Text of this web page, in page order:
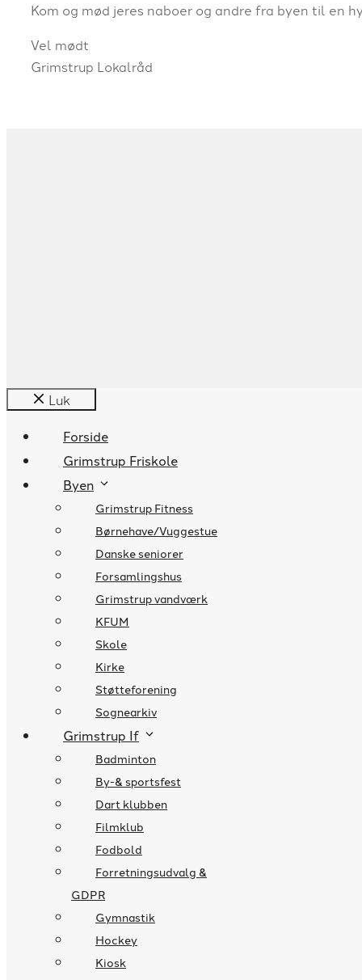
Kom og mød jeres naboer og andre fra byen til en
Vel mødt
Grimstrup Lokalråd
Luk
Forside
Grimstrup Friskole
Byen
Grimstrup Fitness
Børnehave/Vuggestue
Danske seniorer
Forsamlingshus
Grimstrup vandværk
KFUM
Skole
Kirke
Støtteforening
Sognearkiv
Grimstrup If
Badminton
By-& sportsfest
Dart klubben
Filmklub
Fodbold
Forretningsudvalg &
GDPR
Gymnastik
Hockey
Kiosk